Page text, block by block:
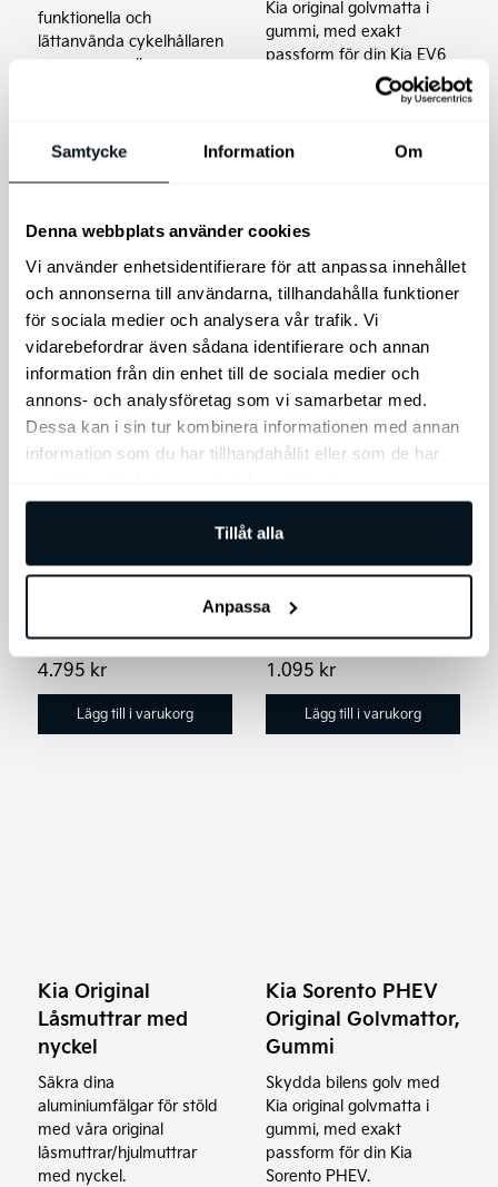
Samtycke Information Om
Denna webbplats använder cookies
Vi använder enhetsidentifierare för att anpassa innehållet
och annonserna till användarna, tillhandahålla funktioner
för sociala medier och analysera vår trafik. Vi
vidarebefordrar även sådana identifierare och annan
information från din enhet till de sociala medier och
annons- och analysföretag som vi samarbetar med.
Dessa kan i sin tur kombinera informationen med annan
information som du har tillhandahållit eller som de har
Tillåt alla
Anpassa
funktionella och
lättanvända cykelhållaren
som passar alla
Kia original golvmatta i
gummi, med exakt
passform för din Kia EV6
Kia Ceed SW, XCeed
Original Lasthållare,
passform för nya Kia Ceed
4.795 kr
Lägg till i varukorg
Kia Ceed SW Plug-
Bagagematta, Plast
Skydda bagageutrymmet
med en Kia original
bagagematta i plast, med
exakt passform för din Kia
Ceed SW PHEV.
1.095 kr
Lägg till i varukorg
Kia Original
Låsmuttrar med
nyckel
Säkra dina
aluminiumfälgar för stöld
med våra original
låsmuttrar/hjulmuttrar
med nyckel.
Kia Sorento PHEV
Original Golvmattor,
Gummi
Skydda bilens golv med
Kia original golvmatta i
gummi, med exakt
passform för din Kia
Sorento PHEV.